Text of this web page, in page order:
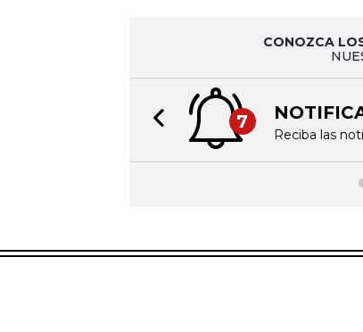
CONOZCA
7
Reciba las
Previous slide